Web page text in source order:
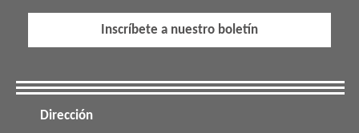
Inscríbete a nuestro boletín
Dirección